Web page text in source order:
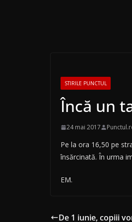
STIRILE PUNCTUL
Încă un
24 mai 2017
Pe la ora 16,50 pe
însărcinată. În urma
EM.
De 1 iunie, copiii